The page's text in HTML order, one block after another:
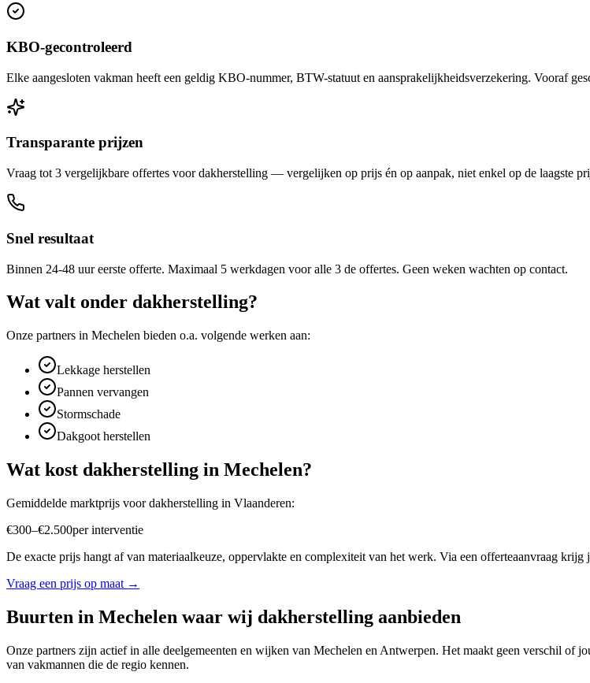
KBO-gecontroleerd
Elke aangesloten vakman heeft een geldig KBO-nummer, BTW-statuut en aansprakelijkheidsverzekering. Vooraf
Transparante prijzen
Vraag tot 3 vergelijkbare offertes voor dakherstelling — vergelijken op prijs én op aanpak, niet enkel op de laagste
Snel resultaat
Binnen 24-48 uur eerste offerte. Maximaal 5 werkdagen voor alle 3 de offertes. Geen weken wachten op contact.
Wat valt onder dakherstelling?
Onze partners in Mechelen bieden o.a. volgende werken aan:
Lekkage herstellen
Pannen vervangen
Stormschade
Dakgoot herstellen
Wat kost dakherstelling in Mechelen?
Gemiddelde marktprijs voordakherstelling in Vlaanderen:
€300–€2.500perinterventie
De exacte prijs hangt af van materiaalkeuze, oppervlakte en complexiteit van het werk. Via een offerteaanvraag
Vraag een prijs op maat →
Buurten in Mechelen waar wij dakherstelling aanbieden
Onze partners zijn actief in alle deelgemeenten en wijken van Mechelen en Antwerpen. Het maakt geen verschil of
van vakmannen die de regio kennen.